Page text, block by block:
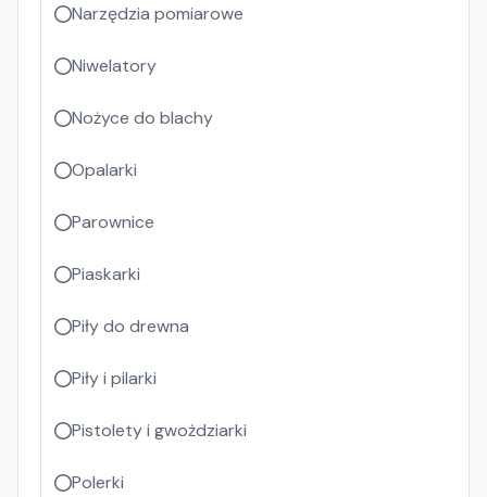
Narzędzia pomiarowe
Niwelatory
Nożyce do blachy
Opalarki
Parownice
Piaskarki
Piły do drewna
Piły i pilarki
Pistolety i gwożdziarki
Polerki